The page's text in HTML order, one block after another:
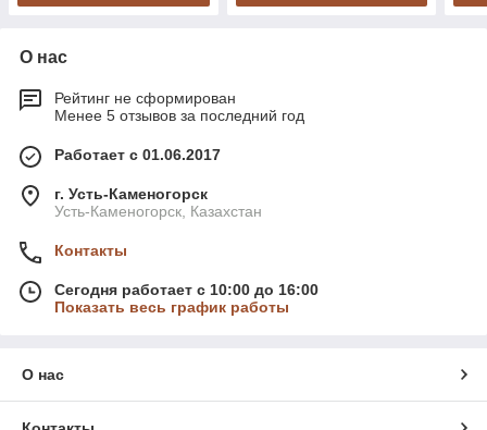
О нас
Рейтинг не сформирован
Менее 5 отзывов за последний год
Работает с 01.06.2017
г. Усть-Каменогорск
Усть-Каменогорск, Казахстан
Контакты
Сегодня работает с 10:00 до 16:00
Показать весь график работы
О нас